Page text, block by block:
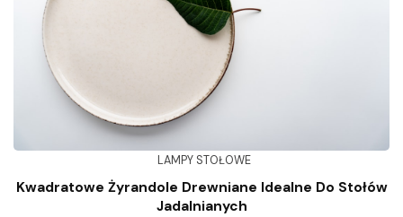
LAMPY STOŁOWE
Kwadratowe Żyrandole Drewniane Idealne Do Stołów
Jadalnianych